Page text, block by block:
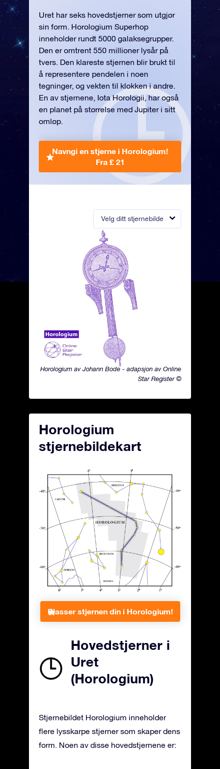
Velg ditt stjernebilde
Horologium av Johann Bode - adapsjon av Online
Star Register ©
Uret har seks hovedstjerner som utgjør
sin form. Horologium Superhop
inneholder rundt 5000 galaksegrupper.
Den er omtrent 550 millioner lysår på
tvers. Den klareste stjernen blir brukt til
å representere pendelen i noen
tegninger, og vekten til klokken i andre.
En av stjernene, Iota Horologii, har også
en planet på størrelse med Jupiter i sitt
omløp.
Navngi en stjerne i Horologium!
Fra £ 21
Horologium
stjernebildekart
Plasser stjernen din i Horologium!
Hovedstjerner i
Uret
(Horologium)
Stjernebildet Horologium inneholder
flere lysskarpe stjerner som skaper dens
form. Noen av disse hovedstjernene er: